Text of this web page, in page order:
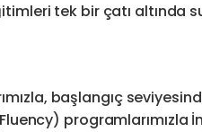
tek bir çatı altında
başlangıç
programlarımızla